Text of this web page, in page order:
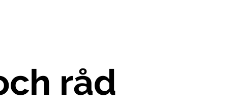
råd